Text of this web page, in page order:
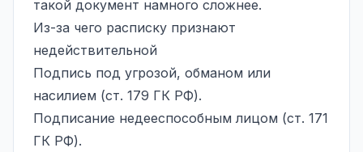
такой документ намного сложнее.
Из-за чего расписку признают
недействительной
Подпись под угрозой, обманом или
насилием (ст. 179 ГК РФ).
Подписание недееспособным лицом (ст. 171
ГК РФ).